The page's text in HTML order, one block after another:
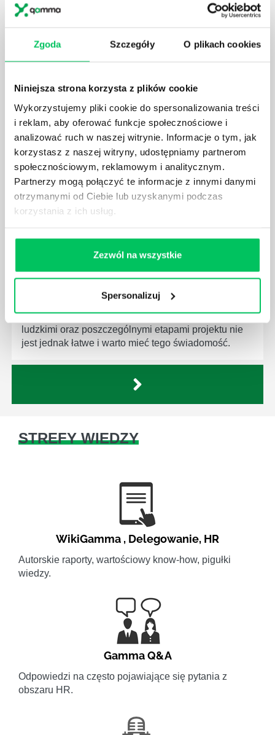
Zgoda Szczegóły O plikach cookies
Niniejsza strona korzysta z plików cookie
Wykorzystujemy pliki cookie do spersonalizowania treści
i reklam, aby oferować funkcje społecznościowe i
analizować ruch w naszej witrynie. Informacje o tym, jak
korzystasz z naszej witryny, udostępniamy partnerom
społecznościowym, reklamowym i analitycznym.
Partnerzy mogą połączyć te informacje z innymi danymi
otrzymanymi od Ciebie lub uzyskanymi podczas
korzystania z ich usług.
Zezwól na wszystkie
Spersonalizuj
nim odpowiedniego kierownictwa. Zawsze
niezbędna jest osoba nadzorująca wszystkie
JAK BRYGADZISTA MOŻE ROZWINĄĆ SWOJE
KOMPETENCJE MENEDŻERSKIE?
Menedżer to niezwykle ważne stanowisko w każdej
firmie. Osoba je pełniąca jest w pełni odpowiedzialna
za realizację działań podległych mu osób oraz
działu.
JAKĄ METODĘ ZARZĄDZANIA POWINIEN ZNAĆ
Istnieje wiele metod zarządzania, które mogą okazać
się niezwykle przydatne. Zarządzanie zasobami
ludzkimi oraz poszczególnymi etapami projektu nie
jest jednak łatwe i warto mieć tego świadomość.
STREFY WIEDZY
WikiGamma , Delegowanie, HR
Autorskie raporty, wartościowy know-how, pigułki
wiedzy.
Gamma Q&A
Odpowiedzi na często pojawiające się pytania z
obszaru HR.